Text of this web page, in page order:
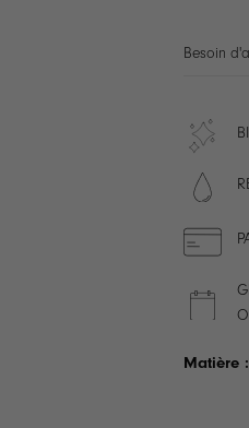
Besoin
Matière :